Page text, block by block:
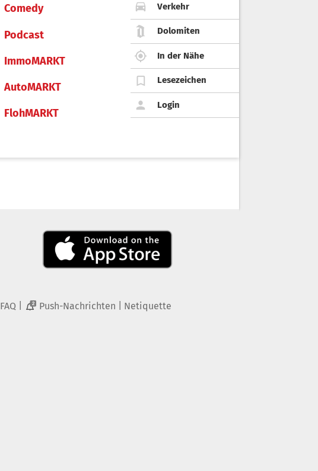
Comedy
Podcast
ImmoMARKT
AutoMARKT
FlohMARKT
Verkehr
Dolomiten
In der Nähe
Lesezeichen
Login
FAQ 2 Push-Nachrichten Netiquette